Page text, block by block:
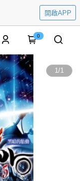
開啟APP
0
1/1